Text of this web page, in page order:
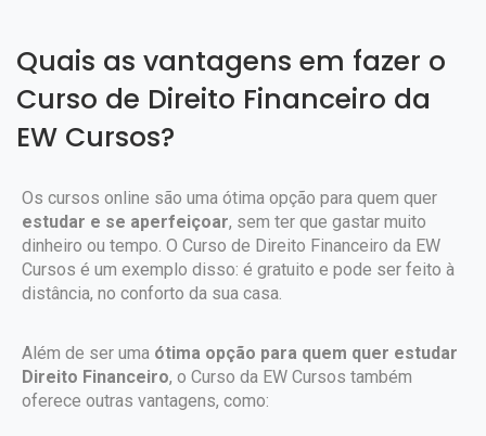
Quais as vantagens em fazer o
Curso de Direito Financeiro da
EW Cursos?
Os cursos online são uma ótima opção para quem quer
estudar e se aperfeiçoar, sem ter que gastar muito
dinheiro ou tempo. O Curso de Direito Financeiro da EW
Cursos é um exemplo disso: é gratuito e pode ser feito à
distância, no conforto da sua casa.
Além de ser uma ótima opção para quem quer estudar
Direito Financeiro, o Curso da EW Cursos também
oferece outras vantagens, como: